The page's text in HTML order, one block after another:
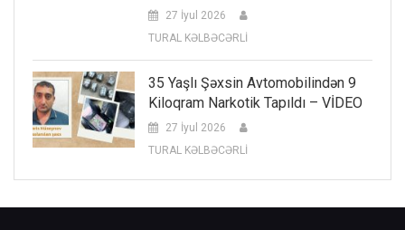
27 İyul 2026
TURAL KƏLBƏCƏRLİ
35 Yaşlı Şəxsin Avtomobilindən 9
Kiloqram Narkotik Tapıldı – VİDEO
27 İyul 2026
TURAL KƏLBƏCƏRLİ